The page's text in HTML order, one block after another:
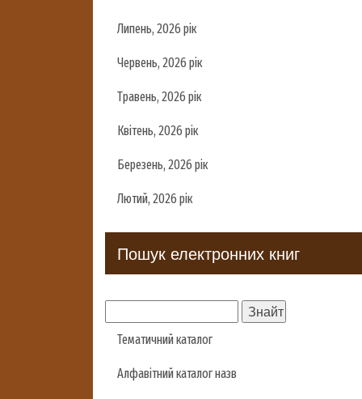
Липень, 2026 рік
Червень, 2026 рік
Травень, 2026 рік
Квітень, 2026 рік
Березень, 2026 рік
Лютий, 2026 рік
Пошук електронних книг
Тематичний каталог
Алфавітний каталог назв